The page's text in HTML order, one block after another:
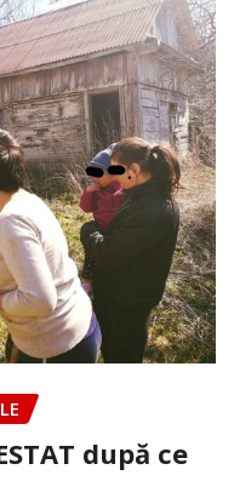
după ce